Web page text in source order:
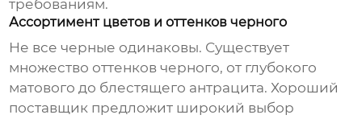
требованиям.
Ассортимент цветов и оттенков черного
Не все черные одинаковы. Существует
множество оттенков черного, от глубокого
матового до блестящего антрацита. Хороший
поставщик предложит широкий выбор